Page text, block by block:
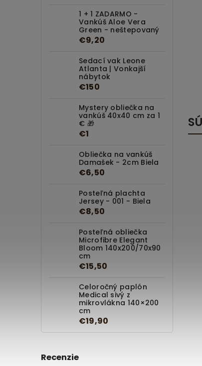
1 + 1 ZADARMO -
Vankúš Aloe Vera
Green - neštepovaný
€9,20
Sedací vak Leone
Atlanta | Vonkajší
nábytok
€150
Mystery obliečka na
vankúš 40x40 cm za 1
€ 🎁
€1
Obliečka na vankúš
Damašek - 2cm Biela
€6,50
Posteľná plachta
Jersey - 001 - Biela
€8,50
Posteľná obliečka
Microfibre Elegant
Bloom 140x200/70x90
cm
€15,50
Celoročný paplón
Medical sivý z
mikrovlákna 140×200
cm
€19,90
Recenzie